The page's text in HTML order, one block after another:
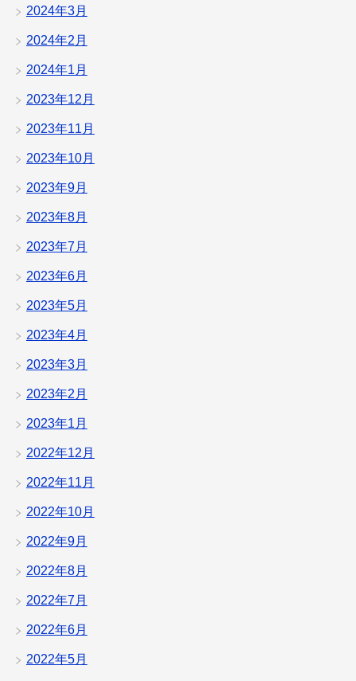
2024年3月
2024年2月
2024年1月
2023年12月
2023年11月
2023年10月
2023年9月
2023年8月
2023年7月
2023年6月
2023年5月
2023年4月
2023年3月
2023年2月
2023年1月
2022年12月
2022年11月
2022年10月
2022年9月
2022年8月
2022年7月
2022年6月
2022年5月